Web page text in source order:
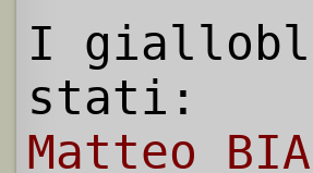
I
stati:
Matteo